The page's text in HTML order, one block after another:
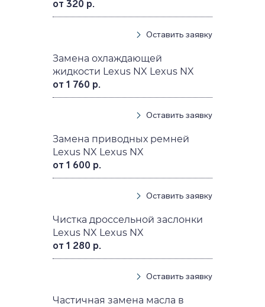
от 320 р.
Оставить заявку
Замена охлаждающей
жидкости Lexus NX Lexus NX
от 1 760 р.
Оставить заявку
Замена приводных ремней
Lexus NX Lexus NX
от 1 600 р.
Оставить заявку
Чистка дроссельной заслонки
Lexus NX Lexus NX
от 1 280 р.
Оставить заявку
Частичная замена масла в